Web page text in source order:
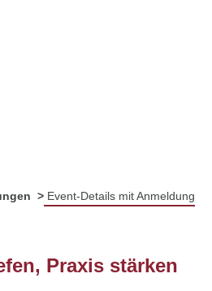
Event-Details mit Anmeldung
Praxis stärken